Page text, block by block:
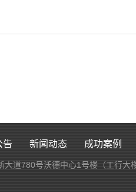
告 新闻动态 成功案例
大道780号沃德中心1号楼（工行